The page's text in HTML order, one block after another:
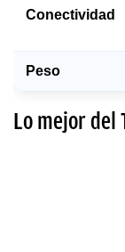
Conectividad
Peso
Lo mejor del